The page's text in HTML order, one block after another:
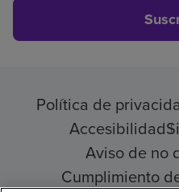
Política de
Accesibilidad
Aviso de no
Cumplimiento